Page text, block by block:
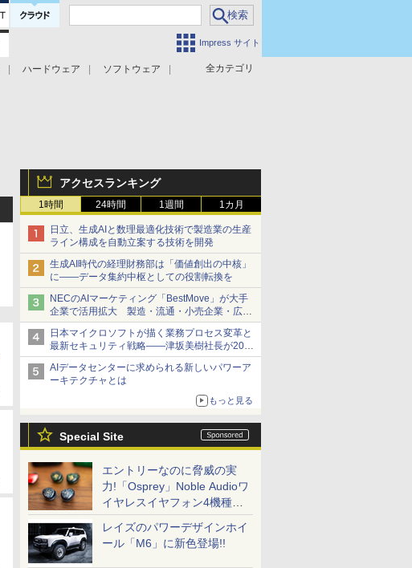
Impress サイト
全カテゴリ
ハードウェア
ソフトウェア
アクセスランキング
1時間 24時間 1週間 1カ月
日立、生成AIと数理最適化技術で製造業の生産
ライン構成を自動立案する技術を開発
生成AI時代の経理財務部は「価値創出の中核」
に――データ集約中枢としての役割転換を
NECのAIマーケティング「BestMove」が大手
企業で活用拡大 製造・流通・小売企業・広告
代理店などが実装フェーズへ
日本マイクロソフトが描く業務プロセス変革と
最新セキュリティ戦略――津坂美樹社長が2027
年度戦略を説明
AIデータセンターに求められる新しいパワーア
ーキテクチャとは
もっと見る
Special Site
エントリーなのに脅威の実
力!「Osprey」Noble Audioワ
イヤレスイヤフォン4機種を
一気に聴く
レイズのパワーデザインホイ
ール「M6」に新色登場!!